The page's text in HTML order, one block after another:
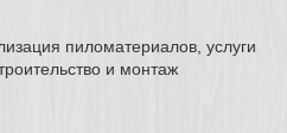
пиломатериалов, услуги
и монтаж